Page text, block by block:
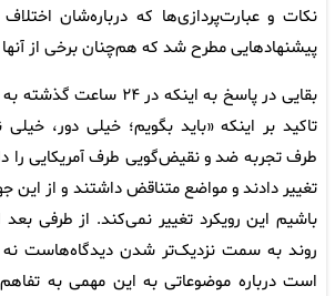
نکات و عبارت‌پردازی‌ها که درباره‌شان
پیشنهادهایی مطرح شد که هم‌چنان برخی از
بقایی در پاسخ به اینکه در
تاکید بر اینکه «باید بگویم؛ خیلی دور،
طرف تجربه ضد و نقیض‌گویی طرف آمریکایی را
تغییر دادند و مواضع متناقض داشتند و از
باشیم این رویکرد تغییر نمی‌کند. از طرفی
روند به سمت نزدیک‌تر شدن دیدگاه‌هاست نه
است درباره موضوعاتی به این مهمی به